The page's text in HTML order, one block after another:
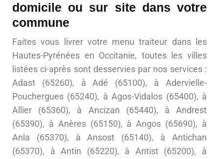
domicile ou sur site dans votre
commune
Faites vous livrer votre menu traiteur dans les
Hautes-Pyrénées en Occitanie, toutes les villes
listées ci-après sont desservies par nos services :
Adast (65260), à Adé (65100), à Adervielle-
Pouchergues (65240), à Agos-Vidalos (65400), à
Allier (65360), à Ancizan (65440), à Andrest
(65390), à Anères (65150), à Angos (65690), à
Anla (65370), à Ansost (65140), à Antichan
(65370), à Antin (65220), à Antist (65200), à